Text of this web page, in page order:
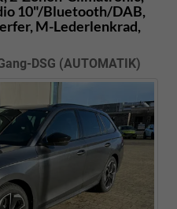
10"/Bluetooth/DAB,
M-Lederlenkrad,
DSG (AUTOMATIK)